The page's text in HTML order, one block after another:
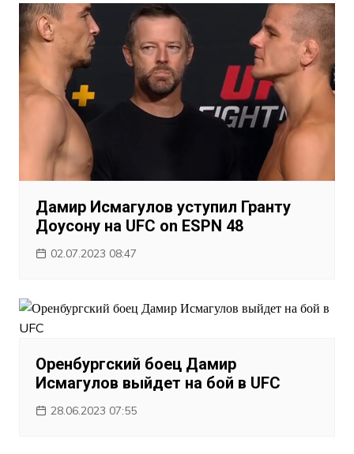
Дамир Исмагулов уступил Гранту
Доусону на UFC on ESPN 48
02.07.2023 08:47
Оренбургский боец Дамир
Исмагулов выйдет на бой в UFC
28.06.2023 07:55